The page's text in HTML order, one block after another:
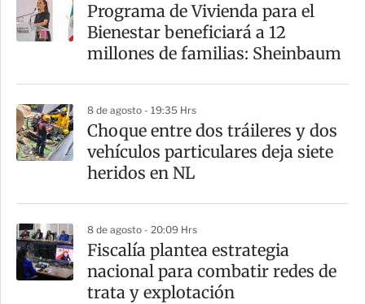
Programa de Vivienda para el
Bienestar beneficiará a 12
millones de familias: Sheinbaum
8 de agosto - 19:35 Hrs
Choque entre dos tráileres y dos
vehículos particulares deja siete
heridos en NL
8 de agosto - 20:09 Hrs
Fiscalía plantea estrategia
nacional para combatir redes de
trata y explotación